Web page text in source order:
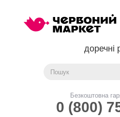
доречні
Безкоштовна
0 (800)